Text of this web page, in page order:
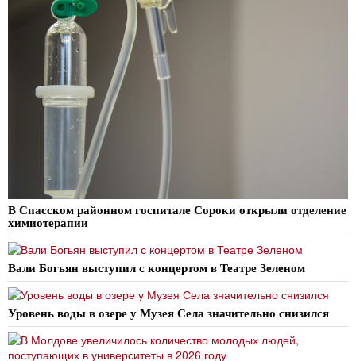
В Спасском районном госпитале Сороки открыли отделение
химиотерапии
Вали Богьян выступил с концертом в Театре Зеленом
Уровень воды в озере у Музея Села значительно снизился